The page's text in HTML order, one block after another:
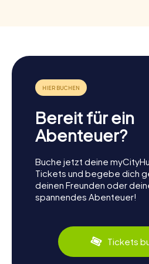
Bereit für ein
Abenteuer?
Buche jetzt deine
Tickets und begebe dich
deinen Freunden oder
spannendes Abenteuer!
Tickets